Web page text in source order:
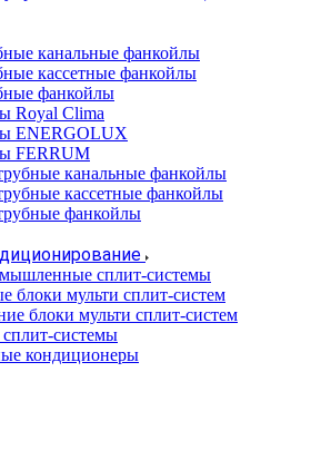
канальные фанкойлы
кассетные фанкойлы
фанкойлы
Royal Clima
ENERGOLUX
FERRUM
канальные фанкойлы
кассетные фанкойлы
фанкойлы
сплит-системы
блоки мульти сплит-систем
блоки мульти сплит-систем
системы
кондиционеры